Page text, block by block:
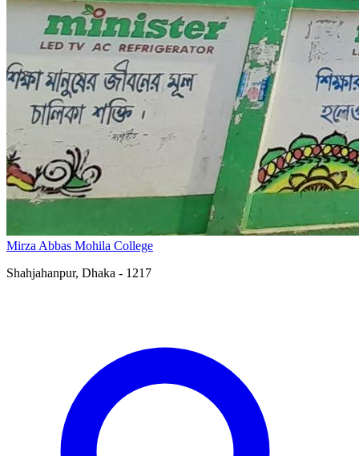
Mirza Abbas Mohila College
Shahjahanpur, Dhaka - 1217